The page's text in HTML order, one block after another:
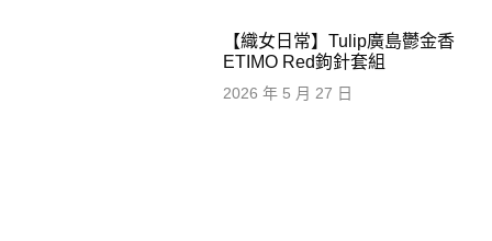
【織女日常】Tulip廣島鬱金香
ETIMO Red鉤針套組
2026 年 5 月 27 日